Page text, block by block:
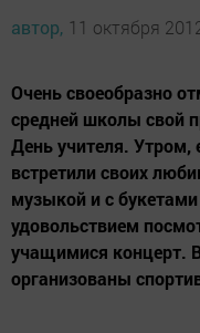
автор, 11 октября
Очень своеобразно
средней школы свой
День учителя. Утром,
встретили своих
музыкой и с
удовольствием
учащимися концерт.
организованы